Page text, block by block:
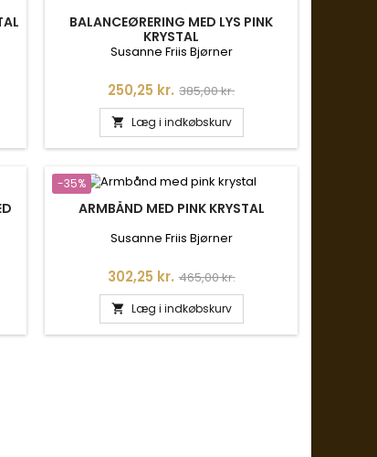
BALANCEØRERING MED LYS PINK
KRYSTAL
Susanne Friis Bjørner
Pris
250,25 kr. Normalpris
385,00 kr.
 Læg i indkøbskurv
-35%
ARMBÅND MED PINK KRYSTAL
Susanne Friis Bjørner
Pris
302,25 kr. Normalpris
465,00 kr.
 Læg i indkøbskurv